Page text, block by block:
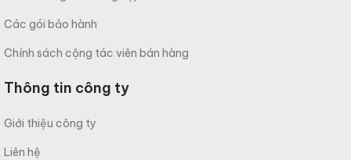
Các gói bảo hành
Chính sách cộng tác viên bán hàng
Thông tin công ty
Giới thiệu công ty
Liên hệ